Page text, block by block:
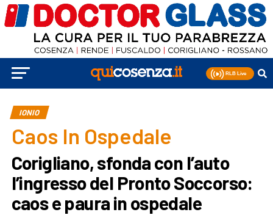
IONIO
Caos In Ospedale
Corigliano, sfonda con l’auto
l’ingresso del Pronto Soccorso:
caos e paura in ospedale